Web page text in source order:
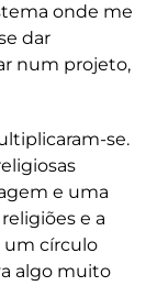
onde me
dar
num projeto,
se.
e uma
e a
um círculo
algo muito